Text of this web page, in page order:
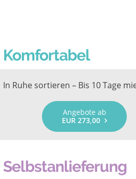
Komfortabel
In Ruhe sortieren – Bis 10 Tage
Angebote ab
EUR 273,00
Selbstanlieferung